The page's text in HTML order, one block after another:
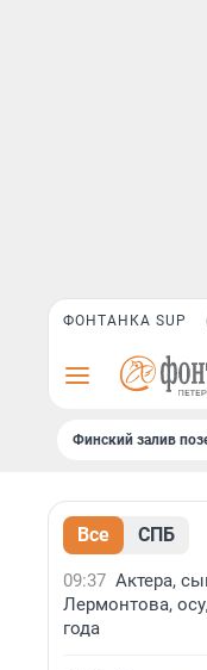
ФОНТАНКА SUP
Финский залив
Все СПБ
09:37 Актера,
Лермонтова,
года